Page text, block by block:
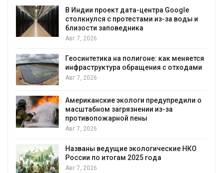
В Индии проект дата-центра Google
столкнулся с протестами из-за воды и
близости заповедника
Авг 7, 2026
Геосинтетика на полигоне: как меняется
инфраструктура обращения с отходами
Авг 7, 2026
Американские экологи предупредили о
масштабном загрязнении из-за
противопожарной пены
Авг 7, 2026
Названы ведущие экологические НКО
России по итогам 2025 года
Авг 7, 2026